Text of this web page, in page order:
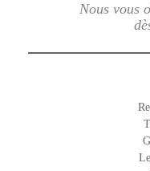
Nous vous